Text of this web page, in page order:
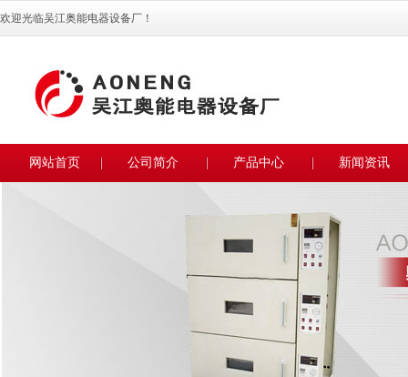
欢迎光临吴江奥能电器设备厂！
网站首页 公司简介 产品中心 新闻资讯